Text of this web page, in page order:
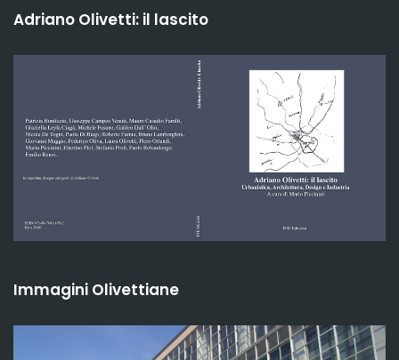
Adriano Olivetti: il lascito
Immagini Olivettiane